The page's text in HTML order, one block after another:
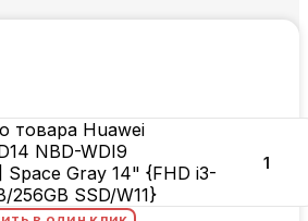
товара Huawei
NBD-WDI9
Space Gray 14" {FHD i3-
256GB SSD/W11}